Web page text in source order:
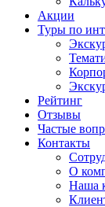
Акции
Туры по
Рейтинг
Отзывы
Частые
Контакты
О
Наша